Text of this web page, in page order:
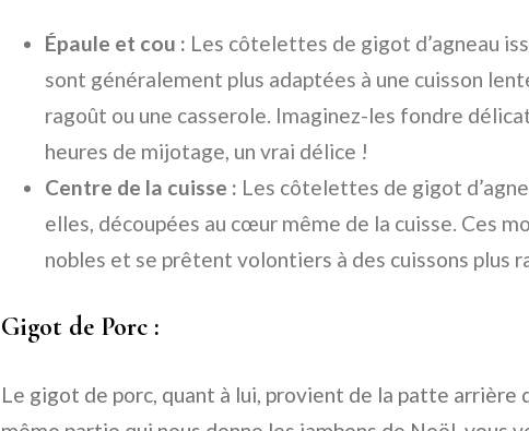
Épaule et cou : Les côtelettes de gigot d’agneau
sont généralement plus adaptées à une cuisson
ragoût ou une casserole. Imaginez-les fondre
heures de mijotage, un vrai délice !
Centre de la cuisse : Les côtelettes de gigot
elles, découpées au cœur même de la cuisse. Ces
nobles et se prêtent volontiers à des cuissons plus
Gigot de Porc :
Le gigot de porc, quant à lui, provient de la patte arrière